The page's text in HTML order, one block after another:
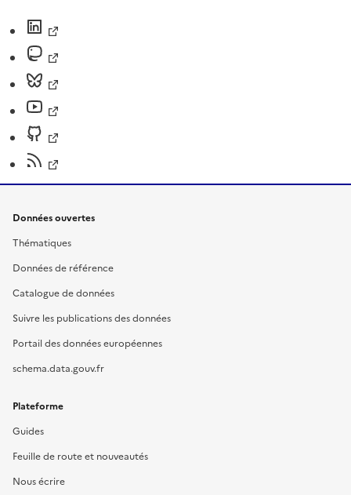
Données ouvertes
Thématiques
Données de référence
Catalogue de données
Suivre les publications des données
Portail des données européennes
schema.data.gouv.fr
Plateforme
Guides
Feuille de route et nouveautés
Nous écrire